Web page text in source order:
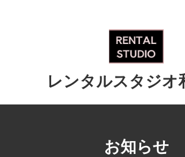
レンタルスタジオ
お知らせ